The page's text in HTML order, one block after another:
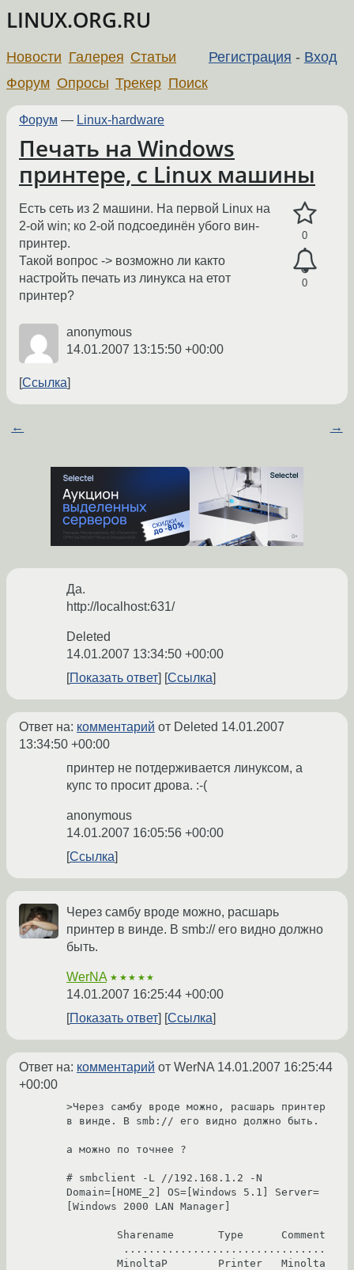
LINUX.ORG.RU
Регистрация - Вход
Новости Галерея Статьи
Форум Опросы Трекер Поиск
Форум — Linux-hardware
Печать на Windows
принтере, с Linux машины
0
0
Есть сеть из 2 машини. На первой Linux на
2-ой win; ко 2-ой подсоединён убого вин-
принтер.
Такой вопрос -> возможно ли както
настройть печать из линукса на етот
принтер?
anonymous
14.01.2007 13:15:50 +00:00
Ссылка
← →
Да.
http://localhost:631/
Deleted
14.01.2007 13:34:50 +00:00
Показать ответ
Ссылка
Ответ на: комментарий от Deleted 14.01.2007
13:34:50 +00:00
принтер не потдерживается линуксом, а
купс то просит дрова. :-(
anonymous
14.01.2007 16:05:56 +00:00
Ссылка
Через самбу вроде можно, расшарь
принтер в винде. В smb:// его видно должно
быть.
WerNA ★★★★★
14.01.2007 16:25:44 +00:00
Показать ответ
Ссылка
Ответ на: комментарий от WerNA 14.01.2007 16:25:44
+00:00
>Через самбу вроде можно, расшарь принтер
в винде. В smb:// его видно должно быть.
а можно по точнее ?
# smbclient -L //192.168.1.2 -N
Domain=[HOME_2] OS=[Windows 5.1] Server=
[Windows 2000 LAN Manager]